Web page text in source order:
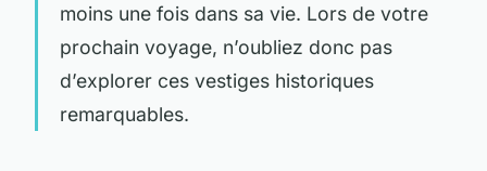
moins une fois dans sa vie. Lors de votre
prochain voyage, n’oubliez donc pas
d’explorer ces vestiges historiques
remarquables.